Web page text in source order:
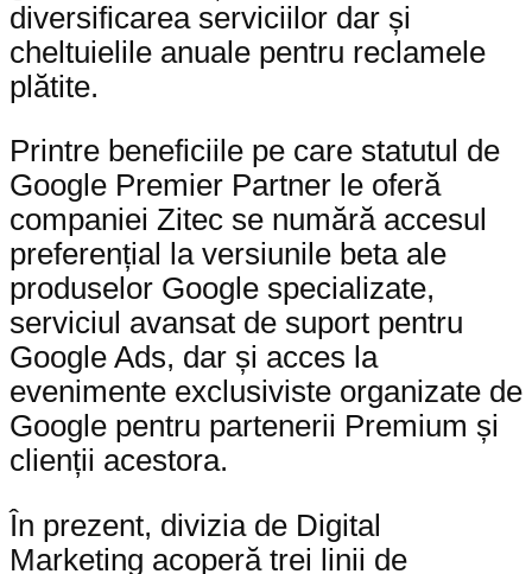
diversificarea serviciilor dar și
cheltuielile anuale pentru reclamele
plătite.
Printre beneficiile pe care statutul de
Google Premier Partner le oferă
companiei Zitec se numără accesul
preferențial la versiunile beta ale
produselor Google specializate,
serviciul avansat de suport pentru
Google Ads, dar și acces la
evenimente exclusiviste organizate de
Google pentru partenerii Premium și
clienții acestora.
În prezent, divizia de Digital
Marketing acoperă trei linii de